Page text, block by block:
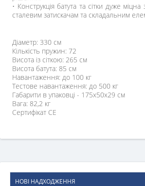
• Конструкція батута та сітки дуже міцна
сталевим затискачам та складальним
Діаметр: 330 см
Кількість пружин: 72
Висота із сіткою: 265 см
Висота батута: 85 см
Навантаження: до 100 кг
Тестове навантаження: до 500 кг
Габарити в упаковці - 175x50x29 см
Вага: 82,2 кг
Сертифікат CE
НОВІ НАДХОДЖЕННЯ